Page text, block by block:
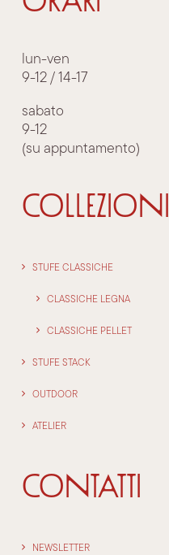
lun-ven
9-12 / 14-17
sabato
9-12
(su appuntamento)
COLLEZIONI
STUFE CLASSICHE
CLASSICHE LEGNA
CLASSICHE PELLET
STUFE STACK
OUTDOOR
ATELIER
CONTATTI
NEWSLETTER